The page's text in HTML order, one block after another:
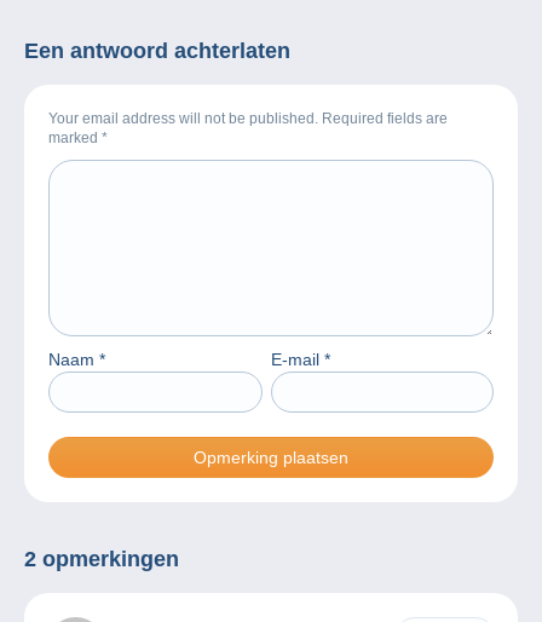
Een antwoord achterlaten
Your email address will not be published. Required fields are
marked *
Naam * E-mail *
2 opmerkingen